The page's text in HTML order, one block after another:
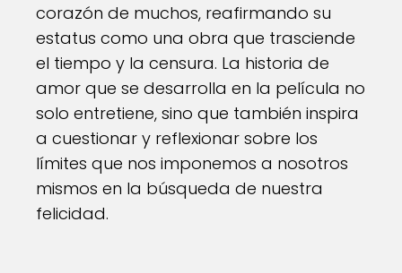
corazón de muchos, reafirmando su
estatus como una obra que trasciende
el tiempo y la censura. La historia de
amor que se desarrolla en la película no
solo entretiene, sino que también inspira
a cuestionar y reflexionar sobre los
límites que nos imponemos a nosotros
mismos en la búsqueda de nuestra
felicidad.